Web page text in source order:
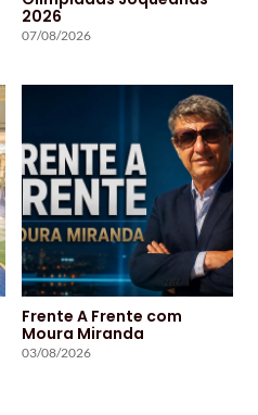
2026
07/08/2026
Frente A Frente com
Moura Miranda
03/08/2026